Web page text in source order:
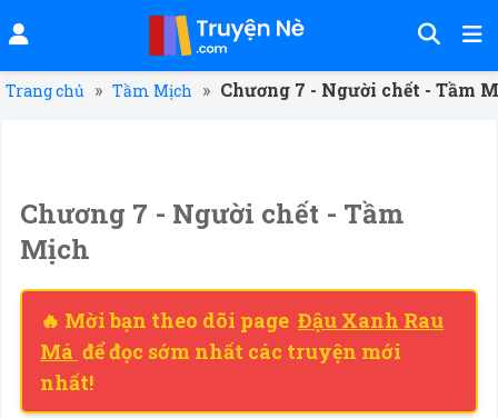
Trang chủ » Tầm Mịch » Chương 7 - Người chết - Tầm
Chương 7 - Người chết - Tầm
Mịch
🔥 Mời bạn theo dõi page Đậu Xanh Rau
Má để đọc sớm nhất các truyện mới
nhất!